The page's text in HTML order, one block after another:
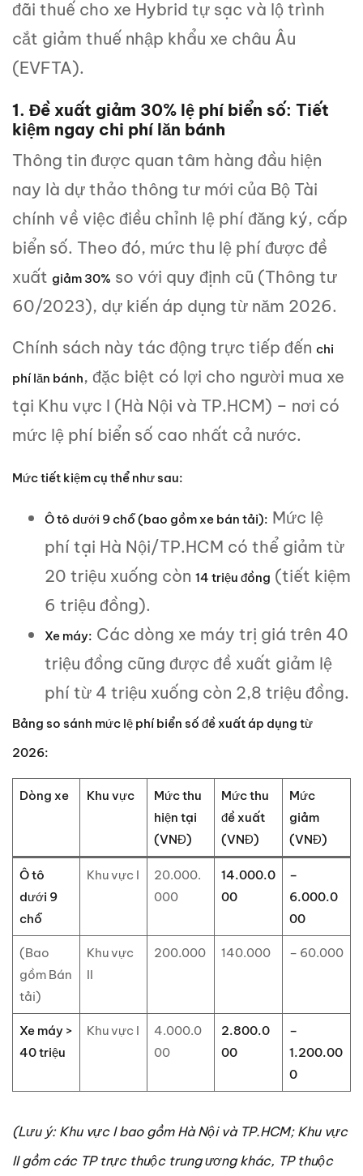
đãi thuế cho xe Hybrid tự sạc và lộ trình
cắt giảm thuế nhập khẩu xe châu Âu
(EVFTA).
1. Đề xuất giảm 30% lệ phí biển số: Tiết
kiệm ngay chi phí lăn bánh
Thông tin được quan tâm hàng đầu hiện
nay là dự thảo thông tư mới của Bộ Tài
chính về việc điều chỉnh lệ phí đăng ký, cấp
biển số. Theo đó, mức thu lệ phí được đề
xuất giảm 30% so với quy định cũ (Thông tư
60/2023), dự kiến áp dụng từ năm 2026.
Chính sách này tác động trực tiếp đến chi
phí lăn bánh, đặc biệt có lợi cho người mua xe
tại Khu vực I (Hà Nội và TP.HCM) – nơi có
mức lệ phí biển số cao nhất cả nước.
Mức tiết kiệm cụ thể như sau:
Ô tô dưới 9 chỗ (bao gồm xe bán tải): Mức lệ
phí tại Hà Nội/TP.HCM có thể giảm từ
20 triệu xuống còn 14 triệu đồng (tiết kiệm
6 triệu đồng).
Xe máy: Các dòng xe máy trị giá trên 40
triệu đồng cũng được đề xuất giảm lệ
phí từ 4 triệu xuống còn 2,8 triệu đồng.
Bảng so sánh mức lệ phí biển số đề xuất áp dụng từ
2026:
Dòng xe Khu vực
Mức thu
hiện tại
(VNĐ)
Mức thu
đề xuất
(VNĐ)
Mức
giảm
(VNĐ)
Ô tô
dưới 9
chỗ
Khu vực I
20.000.
000
14.000.0
00
–
6.000.0
00
(Bao
gồm Bán
tải)
Khu vực
II
200.000 140.000 – 60.000
Xe máy >
40 triệu
Khu vực I
4.000.0
00
2.800.0
00
–
1.200.00
0
(Lưu ý: Khu vực I bao gồm Hà Nội và TP.HCM; Khu vực
II gồm các TP trực thuộc trung ương khác, TP thuộc